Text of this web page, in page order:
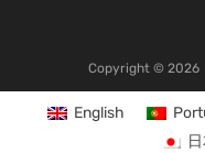
Copyright © 2026
English